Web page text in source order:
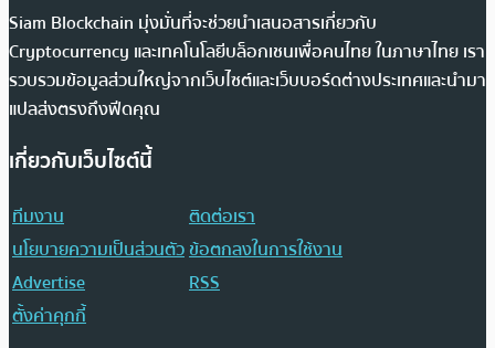
Siam Blockchain มุ่งมั่นที่จะช่วยนำเสนอสารเกี่ยวกับ
Cryptocurrency และเทคโนโลยีบล็อกเชนเพื่อคนไทย ในภาษาไทย เรา
รวบรวมข้อมูลส่วนใหญ่จากเว็บไซต์และเว็บบอร์ดต่างประเทศและนำมา
แปลส่งตรงถึงฟีดคุณ
เกี่ยวกับเว็บไซต์นี้
ทีมงาน
ติดต่อเรา
นโยบายความเป็นส่วนตัวข้อตกลงในการใช้งาน
Advertise
RSS
ตั้งค่าคุกกี้